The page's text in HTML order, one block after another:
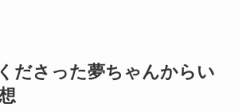
ださった夢ちゃんからい